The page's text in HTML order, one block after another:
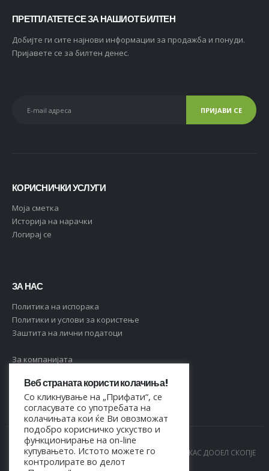
ПРЕТПЛАТЕТЕ СЕ ЗА НАШИОТ БИЛТЕН
Добијте ги сите најнови информации за продажба и понуди.
Пријавете се за билтен денес.
КОРИСНИЧКИ УСЛУГИ
Moja сметка
Историја на нарачки
Логирај се
ЗА НАС
Политика на испорака
Политики и услови за користење
Заштита на лични податоци
За компанијата
Често поставувани прашања
© Copyright 2021. Сите права се задржани од МАРКАС ДООЕЛ СКОПЈЕ
- 4044021518150
Веб страната користи колачиња!
Со кликнување на „Прифати“, се
согласувате со употребата на
колачињата кои ќе Ви овозможат
подобро корисничко ускуство и
функционирање на on-line
купувањето. Истото можете го
контролирате во делот